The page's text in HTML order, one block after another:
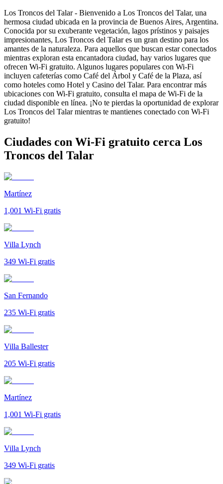
Los Troncos del Talar- Bienvenido a Los Troncos del Talar, una
hermosa ciudad ubicada en la provincia de Buenos Aires, Argentina.
Conocida por su exuberante vegetación, lagos prístinos y paisajes
impresionantes, Los Troncos del Talar es un gran destino para los
amantes de la naturaleza. Para aquellos que buscan estar conectados
mientras exploran esta encantadora ciudad, hay varios lugares que
ofrecen Wi-Fi gratuito. Algunos lugares populares con Wi-Fi
incluyen cafeterías como Café del Árbol y Café de la Plaza, así
como hoteles como Hotel y Casino del Talar. Para encontrar más
ubicaciones con Wi-Fi gratuito, consulta el mapa de Wi-Fi de la
ciudad disponible en línea. ¡No te pierdas la oportunidad de explorar
Los Troncos del Talar mientras te mantienes conectado con Wi-Fi
gratuito!
Ciudades con Wi-Fi gratuito cerca Los
Troncos del Talar
Martínez
1,001 Wi-Fi gratis
Villa Lynch
349 Wi-Fi gratis
San Fernando
235 Wi-Fi gratis
Villa Ballester
205 Wi-Fi gratis
Martínez
1,001 Wi-Fi gratis
Villa Lynch
349 Wi-Fi gratis